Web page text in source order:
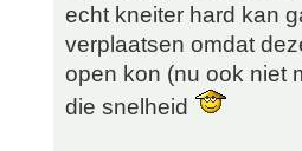
echt kneiter hard kan
verplaatsen omdat
open kon (nu ook niet
die snelheid